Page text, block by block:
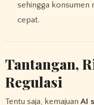
sehingga konsumen
cepat.
Tantangan,
Regulasi
Tentu saja, kemajuan AI